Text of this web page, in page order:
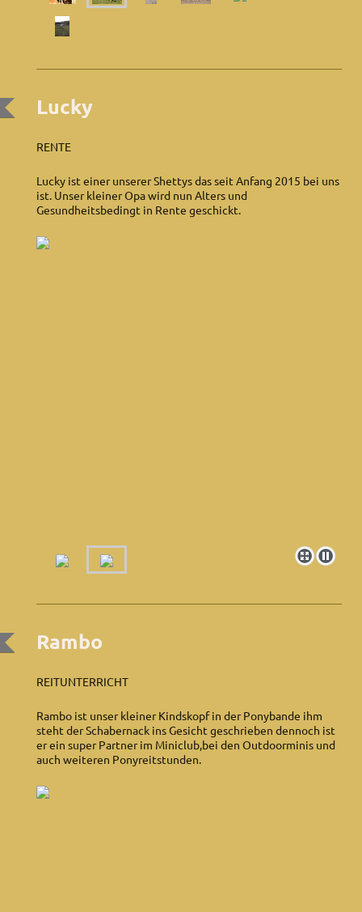
Lucky
RENTE
Lucky ist einer unserer Shettys das seit Anfang 2015 bei uns
ist. Unser kleiner Opa wird nun Alters und
Gesundheitsbedingt in Rente geschickt.
Rambo
REITUNTERRICHT
Rambo ist unser kleiner Kindskopf in der Ponybande ihm
steht der Schabernack ins Gesicht geschrieben dennoch ist
er ein super Partner im Miniclub,bei den Outdoorminis und
auch weiteren Ponyreitstunden.